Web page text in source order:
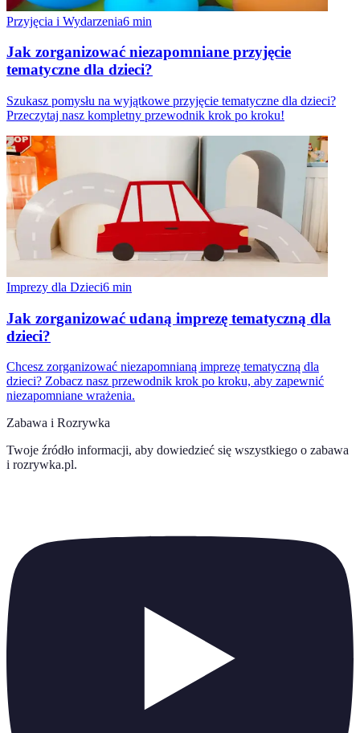
Przyjęcia i Wydarzenia6 min
Jak zorganizować niezapomniane przyjęcie
tematyczne dla dzieci?
Szukasz pomysłu na wyjątkowe przyjęcie tematyczne dla dzieci?
Przeczytaj nasz kompletny przewodnik krok po kroku!
Imprezy dla Dzieci6 min
Jak zorganizować udaną imprezę tematyczną dla
dzieci?
Chcesz zorganizować niezapomnianą imprezę tematyczną dla
dzieci? Zobacz nasz przewodnik krok po kroku, aby zapewnić
niezapomniane wrażenia.
Zabawa i Rozrywka
Twoje źródło informacji, aby dowiedzieć się wszystkiego o zabawa
i rozrywka.pl.